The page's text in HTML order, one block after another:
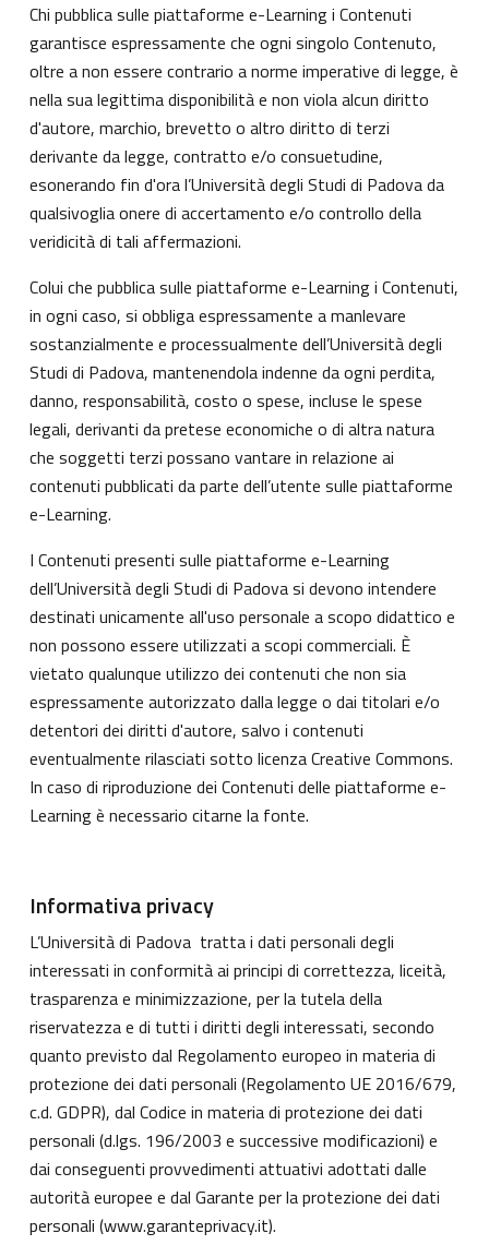
Chi pubblica sulle piattaforme e-Learning i Contenuti
garantisce espressamente che ogni singolo Contenuto,
oltre a non essere contrario a norme imperative di legge, è
nella sua legittima disponibilità e non viola alcun diritto
d'autore, marchio, brevetto o altro diritto di terzi
derivante da legge, contratto e/o consuetudine,
esonerando fin d'ora l’Università degli Studi di Padova da
qualsivoglia onere di accertamento e/o controllo della
veridicità di tali affermazioni.
Colui che pubblica sulle piattaforme e-Learning i Contenuti,
in ogni caso, si obbliga espressamente a manlevare
sostanzialmente e processualmente dell’Università degli
Studi di Padova, mantenendola indenne da ogni perdita,
danno, responsabilità, costo o spese, incluse le spese
legali, derivanti da pretese economiche o di altra natura
che soggetti terzi possano vantare in relazione ai
contenuti pubblicati da parte dell’utente sulle piattaforme
e-Learning.
I Contenuti presenti sulle piattaforme e-Learning
dell’Università degli Studi di Padova si devono intendere
destinati unicamente all'uso personale a scopo didattico e
non possono essere utilizzati a scopi commerciali. È
vietato qualunque utilizzo dei contenuti che non sia
espressamente autorizzato dalla legge o dai titolari e/o
detentori dei diritti d'autore, salvo i contenuti
eventualmente rilasciati sotto licenza Creative Commons.
In caso di riproduzione dei Contenuti delle piattaforme e-
Learning è necessario citarne la fonte.
Informativa privacy
L’Università di Padova tratta i dati personali degli
interessati in conformità ai principi di correttezza, liceità,
trasparenza e minimizzazione, per la tutela della
riservatezza e di tutti i diritti degli interessati, secondo
quanto previsto dal Regolamento europeo in materia di
protezione dei dati personali (Regolamento UE 2016/679,
c.d. GDPR), dal Codice in materia di protezione dei dati
personali (d.lgs. 196/2003 e successive modificazioni) e
dai conseguenti provvedimenti attuativi adottati dalle
autorità europee e dal Garante per la protezione dei dati
personali (www.garanteprivacy.it).